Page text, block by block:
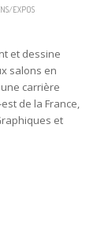
EXPOS
et dessine
salons en
carrière
de la France,
et